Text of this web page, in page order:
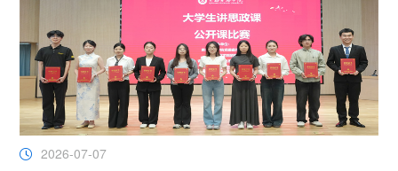
2026-07-07